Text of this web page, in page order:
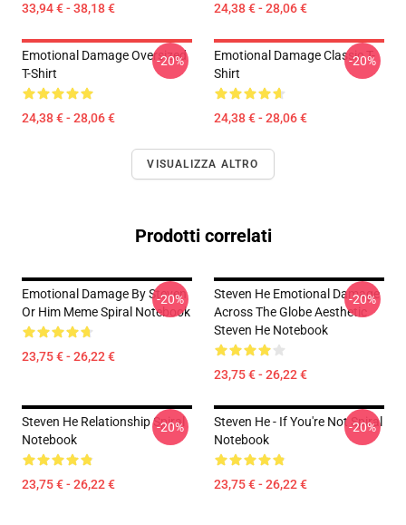
33,94 € - 38,18 € 24,38 € - 28,06 €
Emotional Damage Oversized
T-Shirt
24,38 € - 28,06 €
-20%
Emotional Damage Classic T-
Shirt
24,38 € - 28,06 €
-20%
VISUALIZZA ALTRO
Prodotti correlati
Emotional Damage By Steven
Or Him Meme Spiral Notebook
23,75 € - 26,22 €
-20%
Steven He Emotional Damage
Across The Globe Aesthetic
Steven He Notebook
23,75 € - 26,22 €
-20%
Steven He Relationship Spiral
Notebook
23,75 € - 26,22 €
-20%
Steven He - If You're Not Spiral
Notebook
23,75 € - 26,22 €
-20%